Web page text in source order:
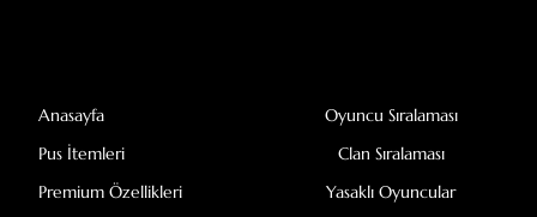
Anasayfa
Pus İtemleri
Premium Özellikleri
Oyuncu Sıralaması
Clan Sıralaması
Yasaklı Oyuncular